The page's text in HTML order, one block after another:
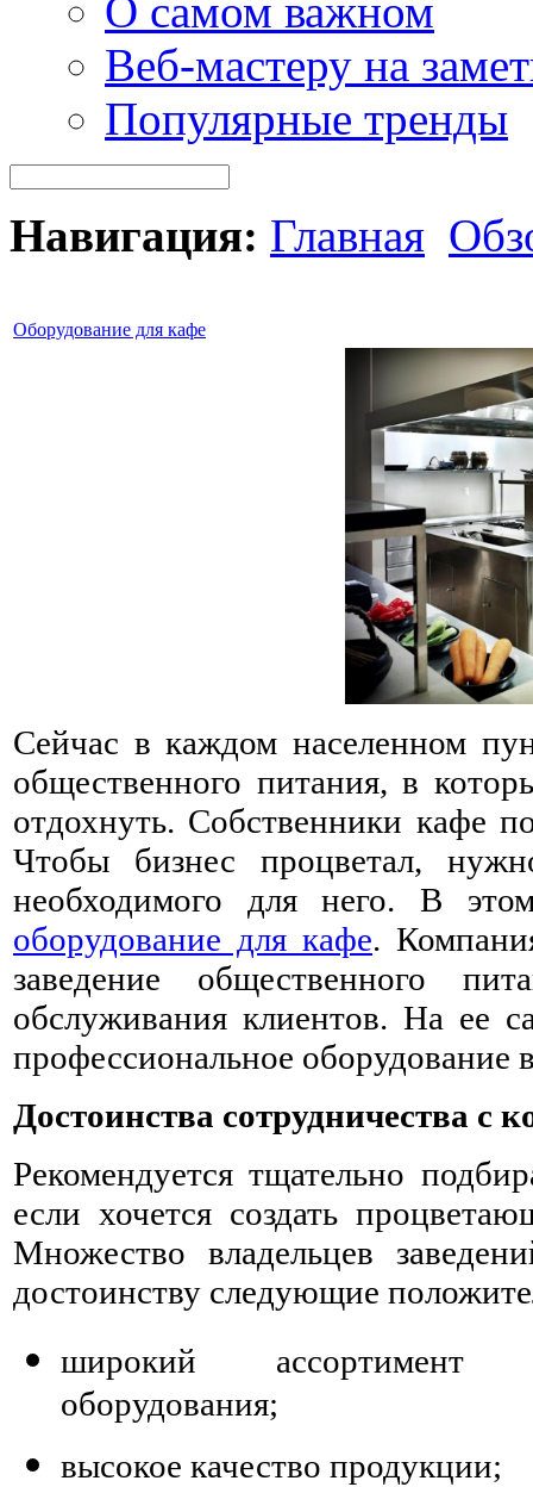
О самом важном
Веб-мастеру на
Популярные тренды
Навигация: Главная
Оборудование для кафе
Сейчас в каждом населенном
общественного питания, в
отдохнуть. Собственники кафе
Чтобы бизнес процветал,
необходимого для него. В
оборудование для кафе.
заведение общественного
обслуживания клиентов. На ее
профессиональное оборудование
Достоинства сотрудничества с
Рекомендуется тщательно
если хочется создать
Множество владельцев
достоинству следующие
широкий ассортимент
оборудования;
высокое качество продукции;